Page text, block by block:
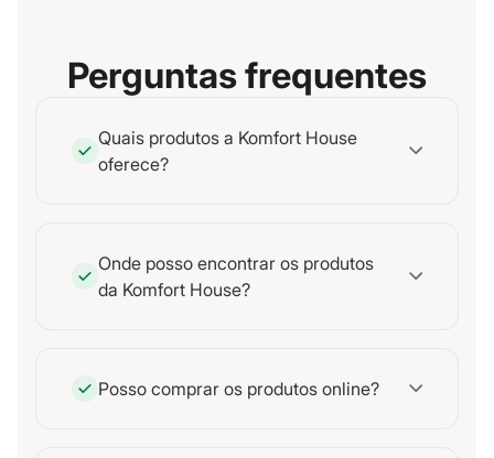
Perguntas frequentes
Quais produtos a Komfort House
oferece?
Onde posso encontrar os produtos
da Komfort House?
Posso comprar os produtos online?